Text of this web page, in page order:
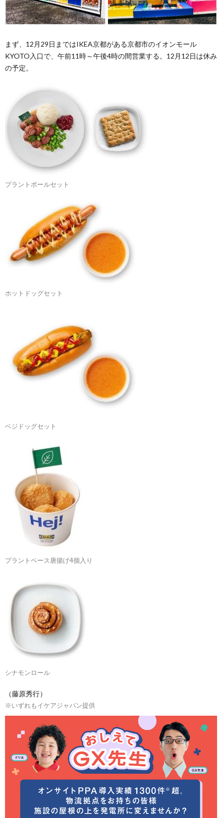
まず、12月29日まではIKEA京都がある京都市のイオンモール
KYOTO入口で、午前11時～午後4時の間営業する。12月12日は休み
の予定。
プラントボールセット
ホットドッグセット
ベジドッグセット
プラントベース唐揚げ4個入り
シナモンロール
（藤原秀行）
※いずれもイケアジャパン提供